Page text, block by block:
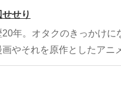
せり
年。オタクのきっかけに
やそれを原作としたアニ